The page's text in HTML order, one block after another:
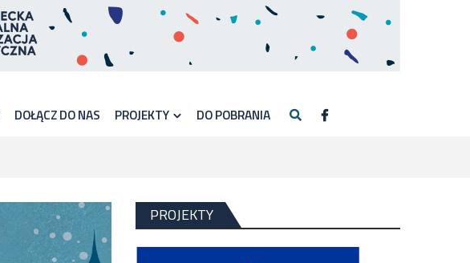
DOŁĄCZ DO NAS PROJEKTY DO POBRANIA
PROJEKTY